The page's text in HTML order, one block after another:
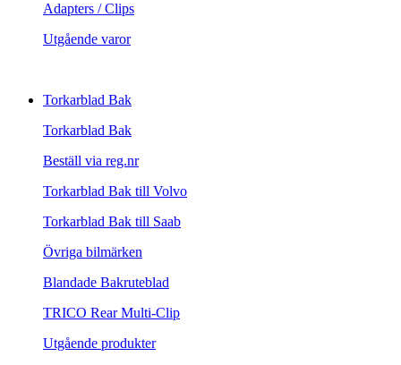
Adapters / Clips
Utgående varor
Torkarblad Bak
Torkarblad Bak
Beställ via reg.nr
Torkarblad Bak till Volvo
Torkarblad Bak till Saab
Övriga bilmärken
Blandade Bakruteblad
TRICO Rear Multi-Clip
Utgående produkter